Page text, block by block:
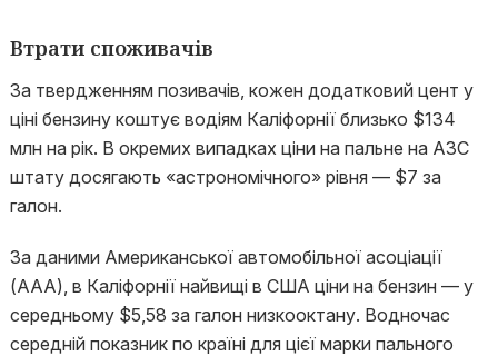
Втрати споживачів
За твердженням позивачів, кожен додатковий цент у
ціні бензину коштує водіям Каліфорнії близько $134
млн на рік. В окремих випадках ціни на пальне на АЗС
штату досягають «астрономічного» рівня — $7 за
галон.
За даними Американської автомобільної асоціації
(AAA), в Каліфорнії найвищі в США ціни на бензин — у
середньому $5,58 за галон низкооктану. Водночас
середній показник по країні для цієї марки пального